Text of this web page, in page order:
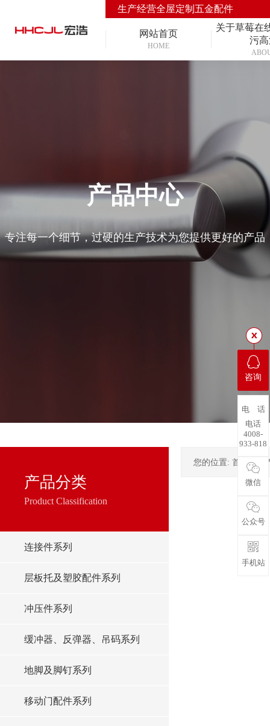
生产经营全屋定制五金配件
网站首页
HOME
关于草莓在
污
产品中心
专注每一个细节，过硬的生产技术为您提供更好的产品
产品分类
Product Classification
连接件系列
层板托及塑胶配件系列
冲压件系列
缓冲器、反弹器、吊码系列
地脚及脚钉系列
移动门配件系列
您的位置: 首页->
咨询
电 话
电话
4008-
933-818
微信
公众号
手机站